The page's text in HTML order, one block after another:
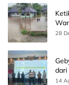
28
dari
14